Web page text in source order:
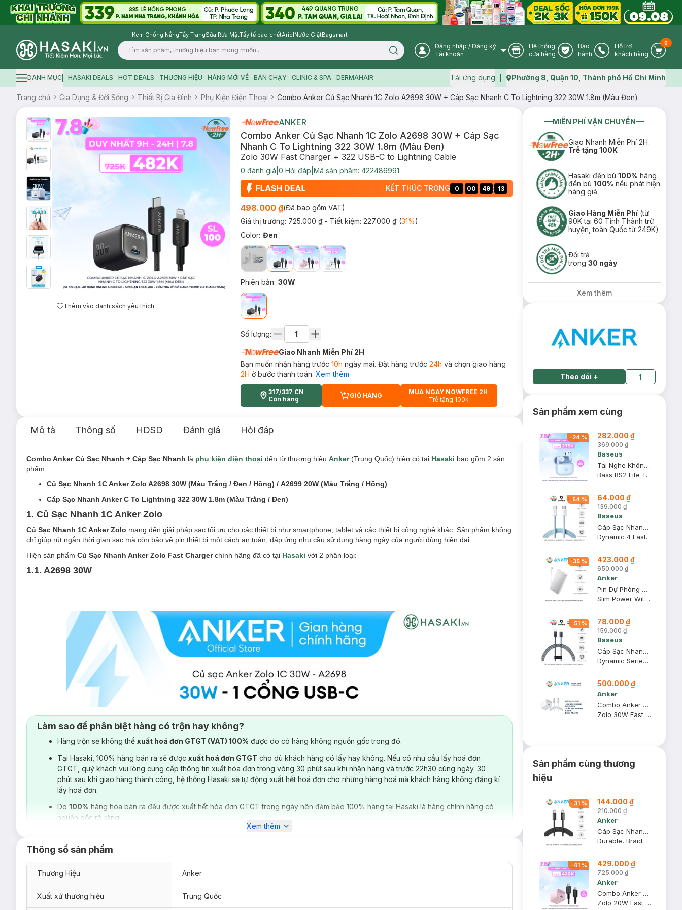
Kem Chống NắngTẩy TrangSữa Rửa MặtTẩy tế bào chếtArielNước GiặtBagsmart
Logo
Search icon User Icon
Đăng nhập / Đăng ký
Tài khoản
Store Icon
Hệ thống
cửa hàng
Warranty Icon
Bảo
hành
Phone Icon
Hỗ trợ
khách hàng
Cart
0
Hamburger icon
DANH MỤC HASAKI DEALS HOT DEALS THƯƠNG HIỆU HÀNG MỚI VỀ BÁN CHẠY CLINIC & SPA DERMAHAIR Tải ứng dụng Map icon
Phường 8, Quận 10, Thành phố Hồ Chí Minh
Trang chủ Gia Dụng & Đời Sống Thiết Bị Gia Đình Phụ Kiện Điện Thoại Combo Anker Củ Sạc Nhanh 1C Zolo A2698 30W + Cáp Sạc Nhanh C To Lightning 322 30W 1.8m (Màu Đen)
Thêm vào danh sách yêu thích
ANKER
Combo Anker Củ Sạc Nhanh 1C Zolo A2698 30W + Cáp Sạc
Nhanh C To Lightning 322 30W 1.8m (Màu Đen)
Zolo 30W Fast Charger + 322 USB-C to Lightning Cable
0 đánh giá 0 Hỏi đáp Mã sản phẩm: 422486991
KẾT THÚC TRONG 0 : 00 : 49 : 12
498.000 ₫(Đã bao gồm VAT)
Giá thị trường: 725.000 ₫ - Tiết kiệm: 227.000 ₫(31%)
Color: Đen
Phiên bản: 30W
Số lượng:
Giao Nhanh Miễn Phí 2H
Bạn muốn nhận hàng trước 10h ngày mai. Đặt hàng trước 24h và chọn giao hàng
2H ở bước thanh toán. Xem thêm
317/337 CN
Còn hàng
CART PLUS ICON
GIỎ HÀNG
MUA NGAY NOWFREE 2H
Trễ tặng 100k
Mô tả Thông số HDSD Đánh giá Hỏi đáp
Combo Anker Củ Sạc Nhanh + Cáp Sạc Nhanh là phụ kiện điện thoại đến từ thương hiệu Anker(Trung Quốc) hiện có tại Hasaki bao gồm 2 sản
phẩm:
Củ Sạc Nhanh 1C Anker Zolo A2698 30W (Màu Trắng / Đen / Hồng) / A2699 20W (Màu Trắng / Hồng)
Cáp Sạc Nhanh Anker C To Lightning 322 30W 1.8m (Màu Trắng / Đen)
1. Củ Sạc Nhanh 1C Anker Zolo
Củ Sạc Nhanh 1C Anker Zolo mang đến giải pháp sạc tối ưu cho các thiết bị như smartphone, tablet và các thiết bị công nghệ khác. Sản phẩm không
chỉ giúp rút ngắn thời gian sạc mà còn bảo vệ pin thiết bị một cách an toàn, đáp ứng nhu cầu sử dụng hàng ngày của người dùng hiện đại.
Hiện sản phẩm Củ Sạc Nhanh Anker Zolo Fast Chargerchính hãng đã có tại Hasaki với 2 phân loại:
1.1. A2698 30W
Làm sao để phân biệt hàng có trộn hay không?
Hàng trộn sẽ không thể xuất hoá đơn GTGT (VAT) 100% được do có hàng không nguồn gốc trong đó.
Tại Hasaki, 100% hàng bán ra sẽ được xuất hoá đơn GTGT cho dù khách hàng có lấy hay không. Nếu có nhu cầu lấy hoá đơn
GTGT, quý khách vui lòng cung cấp thông tin xuất hóa đơn trong vòng 30 phút sau khi nhận hàng và trước 22h30 cùng ngày. 30
phút sau khi giao hàng thành công, hệ thống Hasaki sẽ tự động xuất hết hoá đơn cho những hàng hoá mà khách hàng không đăng kí
lấy hoá đơn.
Do 100% hàng hóa bán ra đều được xuất hết hóa đơn GTGT trong ngày nên đảm bảo 100% hàng tại Hasaki là hàng chính hãng có
nguồn gốc rõ ràng.
Xem thêm
Thông số sản phẩm
Thương Hiệu Anker
Xuất xứ thương hiệu Trung Quốc
MIỄN PHÍ VẬN CHUYỂN
Giao Nhanh Miễn Phí 2H.
Trễ tặng 100K
Hasaki đền bù100% hãng
đền bù100% nếu phát hiện
hàng giả
Giao Hàng Miễn Phí (từ
90K tại 60 Tỉnh Thành trừ
huyện, toàn Quốc từ 249K)
Đổi trả
trong30 ngày
Xem thêm
Theo dõi + 1
Sản phẩm xem cùng
-24% 282.000 ₫
369.000 ₫
Baseus
Tai Nghe Không Dây Baseus Bass BS2 Lite Màu Xanh
Bass BS2 Lite True Wireless Earbuds
-54 % 64.000 ₫
139.000 ₫
Baseus
Cáp Sạc Nhanh Baseus C To C Dynamic 4 Series 100W 1m Màu Xanh
Dynamic 4 Fast Charging Data Cable USB-C To USB-C 100W 1m Galaxy Blue
-35% 423.000 ₫
650.000 ₫
Anker
Pin Dự Phòng Anker Zolo A110D 10000mAh 22.5W Màu Trắng
Slim Power With Built-In 90° Cable
-51 % 78.000 ₫
159.000 ₫
Baseus
Cáp Sạc Nhanh Baseus C To IP Dynamic Series 20W 1m Màu Xám Xanh
Dynamic Series Type C To Lightning PD 20W 1m Slate Gray
500.000 ₫
Anker
Combo Anker Củ Sạc Nhanh 1C Zolo A2698 30W + Cáp Sạc Nhanh C To C Zolo A8060 240W 1m (Màu Trắng)
Zolo 30W Fast Charger + Durable, Braided Fast Charging Cable
Sản phẩm cùng thương
hiệu
-31% 144.000 ₫
210.000 ₫
Anker
Cáp Sạc Nhanh Anker C To C Zolo A8060 240W 1.8m Màu Đen
Durable, Braided Fast Charging Cable
-41% 429.000 ₫
725.000 ₫
Anker
Combo Anker Củ Sạc Nhanh 1C Zolo A2699 20W Màu Hồng + Cáp Sạc Nhanh C To Lightning 322 30W 1.8m Màu Đen
Zolo 20W Fast Charger + 322 USB-C to Lightning Cable